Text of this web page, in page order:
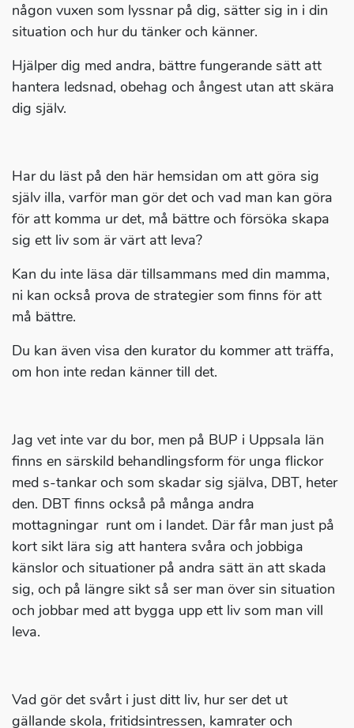
någon vuxen som lyssnar på dig, sätter sig in i din
situation och hur du tänker och känner.
Hjälper dig med andra, bättre fungerande sätt att
hantera ledsnad, obehag och ångest utan att skära
dig själv.
Har du läst på den här hemsidan om att göra sig
själv illa, varför man gör det och vad man kan göra
för att komma ur det, må bättre och försöka skapa
sig ett liv som är värt att leva?
Kan du inte läsa där tillsammans med din mamma,
ni kan också prova de strategier som finns för att
må bättre.
Du kan även visa den kurator du kommer att träffa,
om hon inte redan känner till det.
Jag vet inte var du bor, men på BUP i Uppsala län
finns en särskild behandlingsform för unga flickor
med s-tankar och som skadar sig själva, DBT, heter
den. DBT finns också på många andra
mottagningar runt om i landet. Där får man just på
kort sikt lära sig att hantera svåra och jobbiga
känslor och situationer på andra sätt än att skada
sig, och på längre sikt så ser man över sin situation
och jobbar med att bygga upp ett liv som man vill
leva.
Vad gör det svårt i just ditt liv, hur ser det ut
gällande skola, fritidsintressen, kamrater och